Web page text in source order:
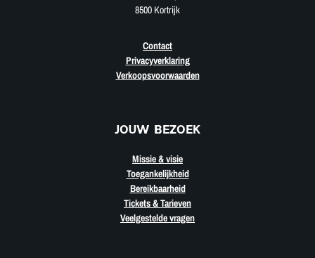
8500 Kortrijk
Contact
Privacyverklaring
Verkoopsvoorwaarden
JOUW BEZOEK
Missie & visie
Toegankelijkheid
Bereikbaarheid
Tickets & Tarieven
Veelgestelde vragen